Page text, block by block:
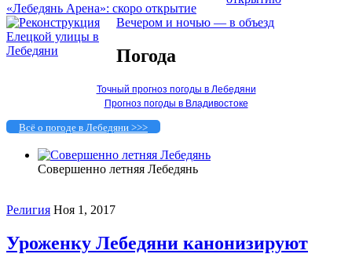
«Лебедянь Арена»: скоро открытие
Вечером и ночью — в объезд
Погода
Точный прогноз погоды в Лебедяни
Прогноз погоды в Владивостоке
Всё о погоде в Лебедяни >>>
Совершенно летняя Лебедянь
Религия Ноя 1, 2017
Уроженку Лебедяни канонизируют